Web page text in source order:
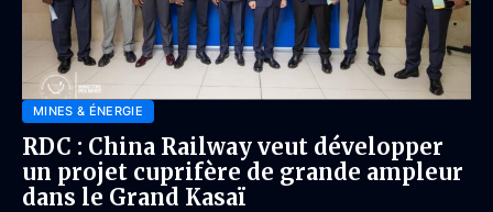
MINES & ÉNERGIE
RDC : China Railway veut développer
un projet cuprifère de grande ampleur
dans le Grand Kasaï